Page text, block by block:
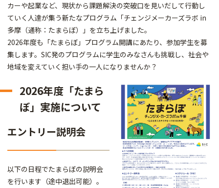
カーや起業など、現状から課題解決の突破口を見いだして行動し
ていく人達が集う新たなプログラム「チェンジメーカーズラボ in
多摩（通称：たまらぼ）」を立ち上げました。
2026年度も「たまらぼ」プログラム開講にあたり、参加学生を募
集します。SIC発のプログラムに学生のみなさんも挑戦し、社会や
地域を変えていく担い手の一人になりませんか？
2026年度「たまら
ぼ」実施について
エントリー説明会
以下の日程でたまらぼの説明会
を行います（途中退出可能）。